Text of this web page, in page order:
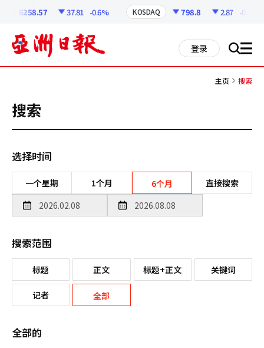
6258.57 37.81 -0.6% KOSDAQ 798.8 2.87 -0.36%
登录 搜 all
主页 搜索
搜索
选择时间
一个星期 1个月 6个月 直接搜索
搜索范围
标题 正文 标题+正文 关键词
记者 全部
全部的